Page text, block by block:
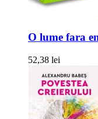
O lume fara
52,38 lei